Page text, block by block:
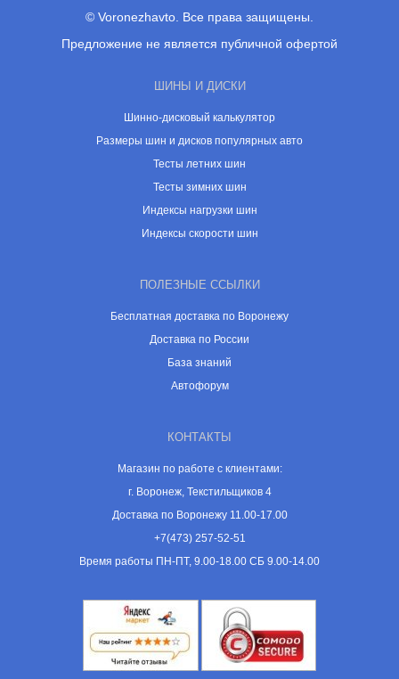
© Voronezhavto. Все права защищены.
Предложение не является публичной офертой
ШИНЫ И ДИСКИ
Шинно-дисковый калькулятор
Размеры шин и дисков популярных авто
Тесты летних шин
Тесты зимних шин
Индексы нагрузки шин
Индексы скорости шин
ПОЛЕЗНЫЕ ССЫЛКИ
Бесплатная доставка по Воронежу
Доставка по России
База знаний
Автофорум
КОНТАКТЫ
Магазин по работе с клиентами:
г. Воронеж, Текстильщиков 4
Доставка по Воронежу 11.00-17.00
+7(473) 257-52-51
Время работы ПН-ПТ, 9.00-18.00 СБ 9.00-14.00